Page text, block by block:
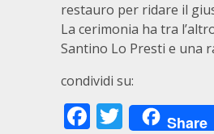
restauro per ridare il
La cerimonia ha tra
Santino Lo Presti e una
condividi su:
Facebook
Twitter
Share